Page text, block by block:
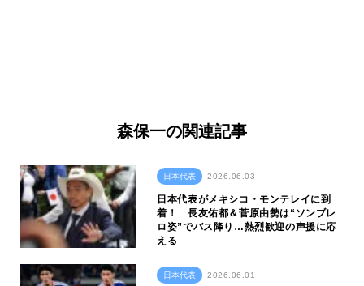
森保一の関連記事
日本代表 2026.06.03
日本代表がメキシコ・モンテレイに到
着！ 長友佑都＆菅原由勢は“ソンブレ
ロ姿”でバス降り…熱烈歓迎の声援に応
える
日本代表 2026.06.01